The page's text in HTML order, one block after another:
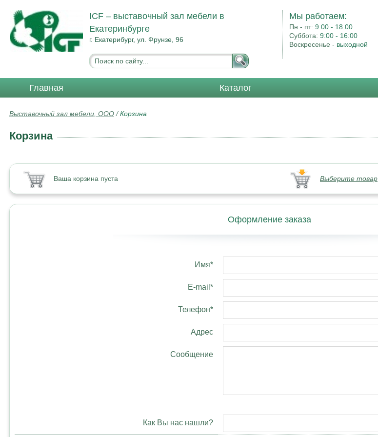
ICF – выставочный зал мебели в
Екатеринбурге
г. Екатерибург, ул. Фрунзе, 96
Мы работаем:
Пн - пт:9.00 - 18.00
Суббота:9:00 - 16:00
Воскресенье - выходной
Главная Каталог
Выставочный зал мебели, ООО /Корзина
Корзина
Ваша корзина пуста Выберите товар
Оформление заказа
Имя*
E-mail*
Телефон*
Адрес
Сообщение
Как Вы нас нашли?